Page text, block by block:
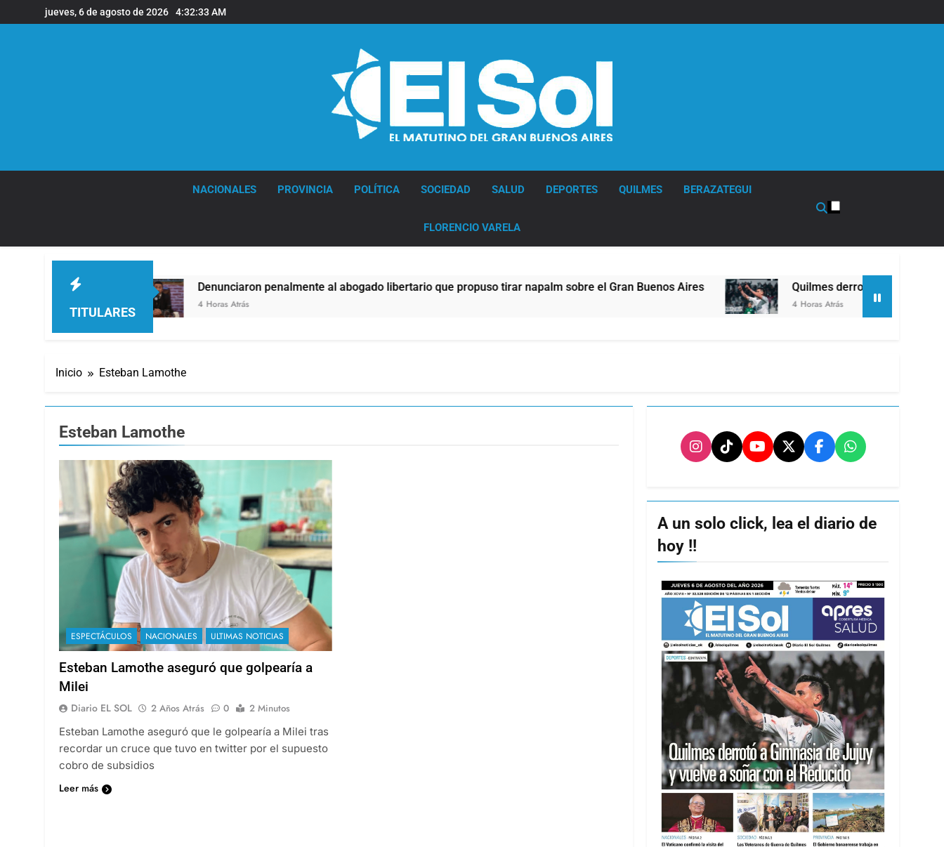
al
jueves, 6 de agosto de 2026 4:32:34 AM
NACIONALES PROVINCIA POLÍTICA SOCIEDAD SALUD DEPORTES QUILMES BERAZATEGUI
FLORENCIO VARELA
TITULARES
Denunciaron penalmente al abogado libertario que propuso tirar napalm sobre el Gran Buenos Aires Quilmes derrotó 2-0 al líder Gimnasia de Jujuy y
4 Horas Atrás
Inicio Esteban Lamothe
Esteban Lamothe
ESPECTÁCULOS NACIONALES ULTIMAS NOTICIAS
Esteban Lamothe aseguró que golpearía a
Milei
Diario EL SOL 2 Años Atrás 0
2 Minutos
Esteban Lamothe aseguró que le golpearía a Milei tras
recordar un cruce que tuvo en twitter por el supuesto
cobro de subsidios
Leer más
A un solo click, lea el diario de
hoy !!